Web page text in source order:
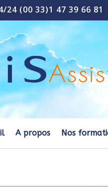
24 (00 33)1 47 39 66 81
A propos Nos